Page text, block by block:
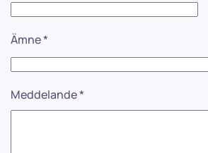
Ämne*
Meddelande*